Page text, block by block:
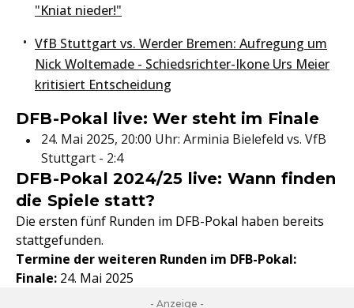
"Kniat nieder!"
VfB Stuttgart vs. Werder Bremen: Aufregung um
Nick Woltemade - Schiedsrichter-Ikone Urs Meier
kritisiert Entscheidung
DFB-Pokal live: Wer steht im Finale
24. Mai 2025, 20:00 Uhr: Arminia Bielefeld vs. VfB
Stuttgart - 2:4
DFB-Pokal 2024/25 live: Wann finden
die Spiele statt?
Die ersten fünf Runden im DFB-Pokal haben bereits
stattgefunden.
Termine der weiteren Runden im DFB-Pokal:
Finale: 24. Mai 2025
- Anzeige -